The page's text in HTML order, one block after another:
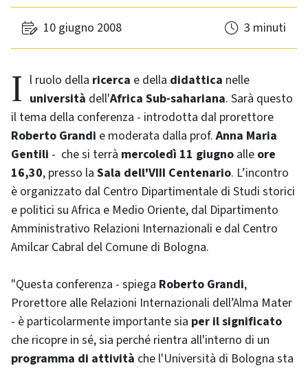
10 giugno 2008 3 minuti
Il ruolo della ricerca e della didattica nelle
università dell'Africa Sub-sahariana. Sarà questo
il tema della conferenza - introdotta dal prorettore
Roberto Grandi e moderata dalla prof.Anna Maria
Gentili - che si terrà mercoledì 11 giugno alle ore
16,30, presso la Sala dell'VIII Centenario. L’incontro
è organizzato dal Centro Dipartimentale di Studi storici
e politici su Africa e Medio Oriente, dal Dipartimento
Amministrativo Relazioni Internazionali e dal Centro
Amilcar Cabral del Comune di Bologna.
"Questa conferenza - spiega Roberto Grandi,
Prorettore alle Relazioni Internazionali dell’Alma Mater
- è particolarmente importante sia per il significato
che ricopre in sé, sia perché rientra all'interno di un
programma di attività che l'Università di Bologna sta